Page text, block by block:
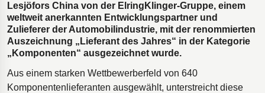
Lesjöfors China von der ElringKlinger-Gruppe, einem
weltweit anerkannten Entwicklungspartner und
Zulieferer der Automobilindustrie, mit der renommierten
Auszeichnung „Lieferant des Jahres“ in der Kategorie
„Komponenten“ ausgezeichnet wurde.
Aus einem starken Wettbewerberfeld von 640
Komponentenlieferanten ausgewählt, unterstreicht diese